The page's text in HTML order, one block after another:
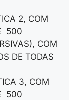
2, COM
500
COM
DE TODAS
3, COM
500